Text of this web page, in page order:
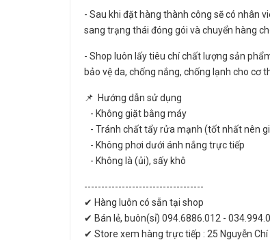
- Sau khi đặt hàng thành công sẽ có nhân
sang trạng thái đóng gói và chuyển hàng
- Shop luôn lấy tiêu chí chất lượng sản
bảo vệ da, chống nắng, chống lạnh cho cơ
📌 Hướng dẫn sử dụng
- Không giặt bằng máy
- Tránh chất tẩy rửa mạnh (tốt nhất nên
- Không phơi dưới ánh nắng trực tiếp
- Không là (ủi), sấy khô
-----------------------------------
✔ Hàng luôn có sẵn tại shop
✔ Bán lẻ, buôn(sỉ) 094.6886.012 -
✔ Store xem hàng trực tiếp : 25 Nguyễn